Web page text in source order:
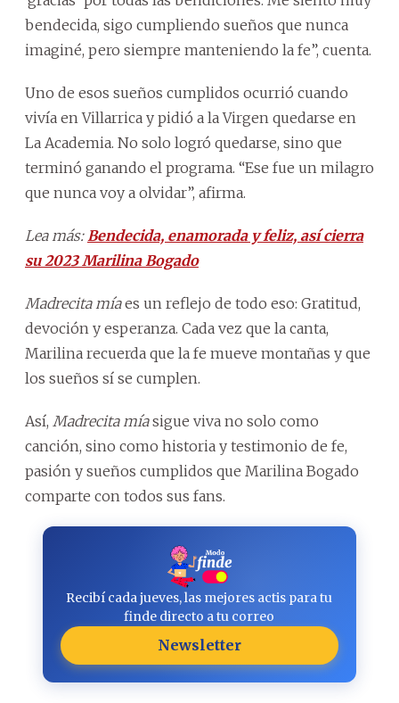
bendecida, sigo cumpliendo sueños que nunca
imaginé, pero siempre manteniendo la fe”, cuenta.
Uno de esos sueños cumplidos ocurrió cuando
vivía en Villarrica y pidió a la Virgen quedarse en
La Academia. No solo logró quedarse, sino que
terminó ganando el programa. “Ese fue un milagro
que nunca voy a olvidar”, afirma.
Lea más:Bendecida, enamorada y feliz, así cierra
su 2023 Marilina Bogado
Madrecita míaes un reflejo de todo eso: Gratitud,
devoción y esperanza. Cada vez que la canta,
Marilina recuerda que la fe mueve montañas y que
los sueños sí se cumplen.
Así, Madrecita míasigue viva no solo como
canción, sino como historia y testimonio de fe,
pasión y sueños cumplidos que Marilina Bogado
comparte con todos sus fans.
Recibí cada jueves, las mejores actis para tu
finde directo a tu correo
Newsletter